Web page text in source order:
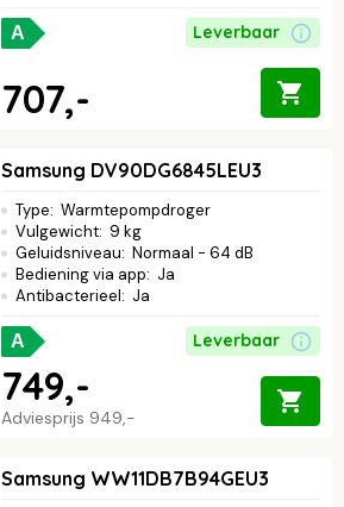
A Leverbaar
707,-
Samsung DV90DG6845LEU3
Type: Warmtepompdroger
Vulgewicht: 9 kg
Geluidsniveau: Normaal - 64 dB
Bediening via app: Ja
Antibacterieel: Ja
A Leverbaar
Adviesprijs 949,-
749,-
Samsung WW11DB7B94GEU3